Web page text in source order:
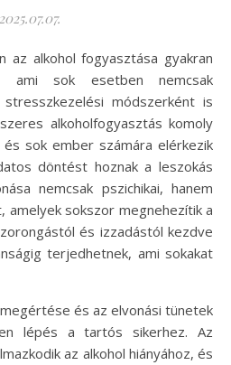
2025.07.07.
ami sok esetben nemcsak
stresszkezelési módszerként is
alkoholfogyasztás komoly
sok ember számára elérkezik
döntést hoznak a leszokás
nemcsak pszichikai, hanem
amelyek sokszor megnehezítik a
és izzadástól kezdve
terjedhetnek, ami sokakat
és az elvonási tünetek
lépés a tartós sikerhez. Az
az alkohol hiányához, és